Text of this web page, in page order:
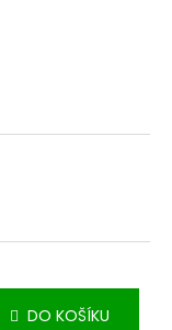
DO KOŠÍKU